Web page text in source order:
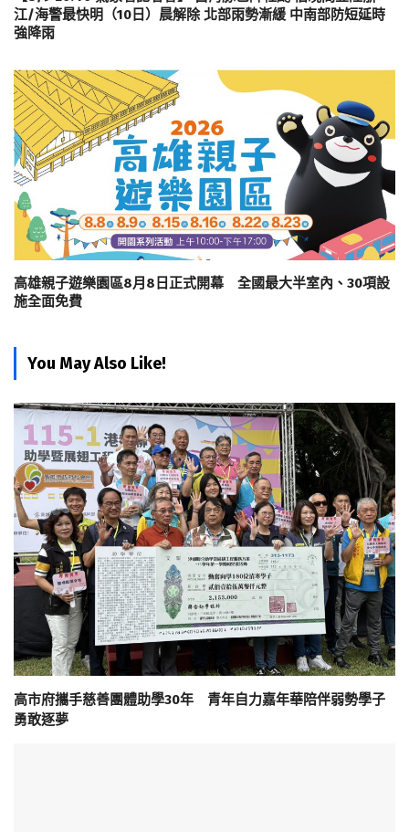
江/海警最快明（10日）晨解除 北部雨勢漸緩 中南部防短延時
強降雨
高雄親子遊樂園區8月8日正式開幕 全國最大半室內、30項設
施全面免費
You May Also Like!
高市府攜手慈善團體助學30年 青年自力嘉年華陪伴弱勢學子
勇敢逐夢